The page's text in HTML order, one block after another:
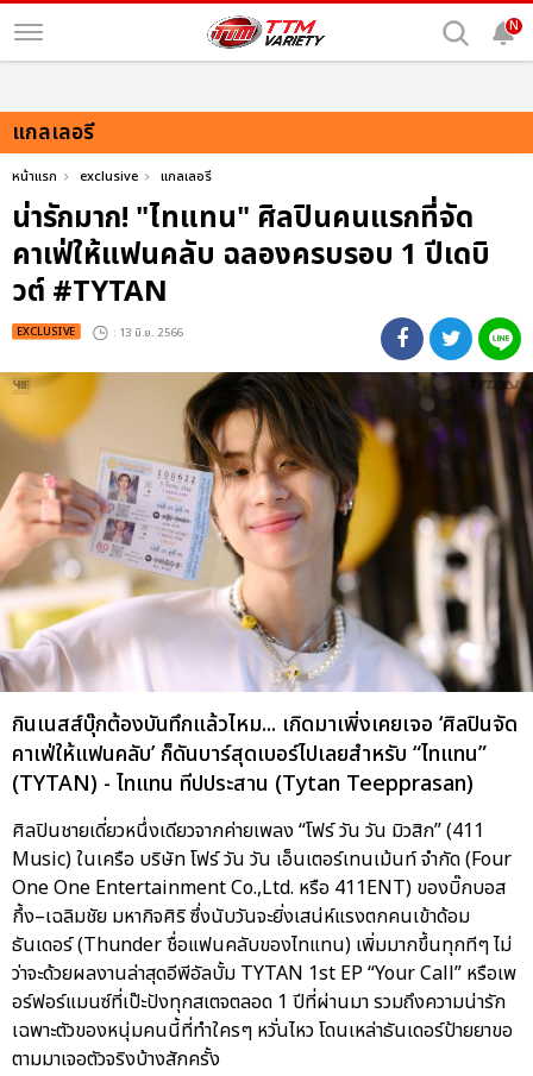
N
แกลเลอรี
หน้าแรก exclusive แกลเลอรี
น่ารักมาก! "ไทแทน" ศิลปินคนแรกที่จัด
คาเฟ่ให้แฟนคลับ ฉลองครบรอบ 1 ปีเดบิ
วต์ #TYTAN
EXCLUSIVE : 13 มิ.ย. 2566
กินเนสส์บุ๊กต้องบันทึกแล้วไหม... เกิดมาเพิ่งเคยเจอ ‘ศิลปินจัด
คาเฟ่ให้แฟนคลับ’ ก็ดันบาร์สุดเบอร์ไปเลยสำหรับ “ไทแทน”
(TYTAN) - ไทแทน ทีปประสาน (Tytan Teepprasan)
ศิลปินชายเดี่ยวหนึ่งเดียวจากค่ายเพลง “โฟร์ วัน วัน มิวสิก” (411
Music) ในเครือ บริษัท โฟร์ วัน วัน เอ็นเตอร์เทนเม้นท์ จำกัด (Four
One One Entertainment Co.,Ltd. หรือ 411ENT) ของบิ๊กบอส
กึ้ง–เฉลิมชัย มหากิจศิริ ซึ่งนับวันจะยิ่งเสน่ห์แรงตกคนเข้าด้อม
ธันเดอร์ (Thunder ชื่อแฟนคลับของไทแทน) เพิ่มมากขึ้นทุกทีๆ ไม่
ว่าจะด้วยผลงานล่าสุดอีพีอัลบั้ม TYTAN 1st EP “Your Call” หรือเพ
อร์ฟอร์แมนซ์ที่เป๊ะปังทุกสเตจตลอด 1 ปีที่ผ่านมา รวมถึงความน่ารัก
เฉพาะตัวของหนุ่มคนนี้ที่ทำใครๆ หวั่นไหว โดนเหล่าธันเดอร์ป้ายยาขอ
ตามมาเจอตัวจริงบ้างสักครั้ง